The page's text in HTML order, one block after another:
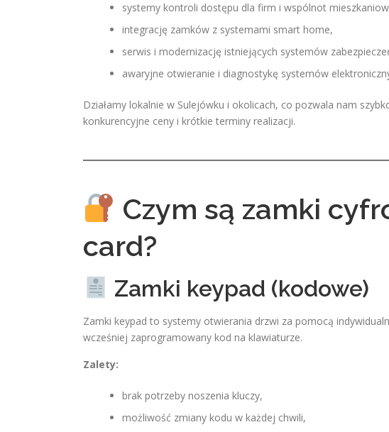
systemy kontroli dostępu dla firm i wspólnot
integrację zamków z systemami smart home,
serwis i modernizację istniejących systemów
awaryjne otwieranie i diagnostykę systemów
Działamy lokalnie w Sulejówku i okolicach, co pozwala nam
konkurencyjne ceny i krótkie terminy realizacji.
Czym są zamki
card?
Zamki keypad (kodowe)
Zamki keypad to systemy otwierania drzwi za pomocą
wcześniej zaprogramowany kod na klawiaturze.
Zalety:
brak potrzeby noszenia kluczy,
możliwość zmiany kodu w każdej chwili,